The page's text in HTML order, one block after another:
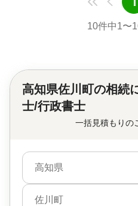
10件中1〜
高知県佐川町の相続
士/行政書士
一括見積もりの
高知県
佐川町